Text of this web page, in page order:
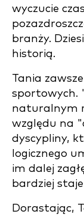
wyczucie
branży.
historią.
Tania
sportowych.
naturalnym
względu na
dyscypliny,
logicznego
im dalej
bardziej
Dorastając,